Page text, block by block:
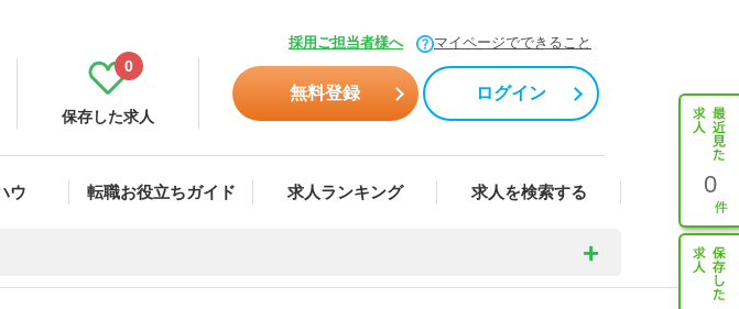
採用ご担当者様へ マイページでできること
保存した求人
0
無料登録 ログイン
ウ 転職お役立ちガイド 求人ランキング 求人を検索する 0